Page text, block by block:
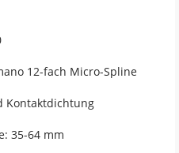
12-fach Micro-Spline
Kontaktdichtung
35-64 mm